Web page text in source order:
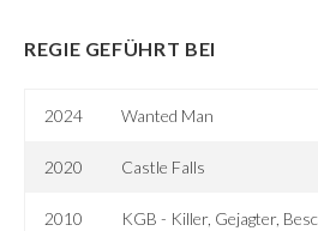
REGIE GEFÜHRT BEI
2024 Wanted Man
2020 Castle Falls
2010 KGB - Killer, Gejagter,